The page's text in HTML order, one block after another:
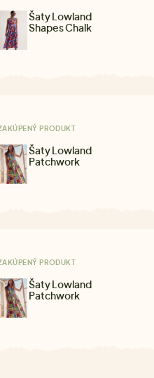
Šaty Lowland
Shapes Chalk
PRODUKT
Šaty Lowland
Patchwork
PRODUKT
Šaty Lowland
Patchwork